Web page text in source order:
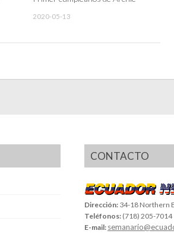
2020-05-13
CONTACTO
Dirección: 34-18 Northern
Teléfonos: (718) 205-7014
E-mail: